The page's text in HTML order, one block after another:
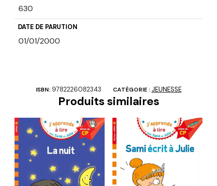
630
DATE DE PARUTION
01/01/2000
ISBN: 9782226082343 CATÉGORIE : JEUNESSE
Produits similaires